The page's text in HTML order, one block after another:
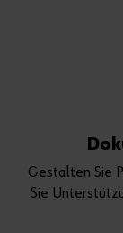
Gestalten Sie
Sie